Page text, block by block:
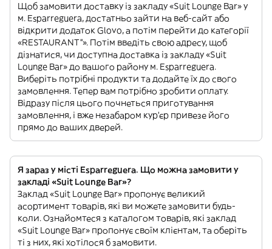
Щоб замовити доставку із закладу «Suit Lounge Bar» у
м. Esparreguera, достатньо зайти на веб-сайт або
відкрити додаток Glovo, а потім перейти до категорії
«RESTAURANT”». Потім введіть свою адресу, щоб
дізнатися, чи доступна доставка із закладу «Suit
Lounge Bar» до вашого району м. Esparreguera.
Виберіть потрібні продукти та додайте їх до свого
замовлення. Тепер вам потрібно зробити оплату.
Відразу після цього почнеться приготування
замовлення, і вже незабаром кур'єр привезе його
прямо до ваших дверей.
Я зараз у місті Esparreguera. Що можна замовити у
закладі «Suit Lounge Bar»?
Заклад «Suit Lounge Bar» пропонує великий
асортимент товарів, які ви можете замовити будь-
коли. Ознайомтеся з каталогом товарів, які заклад
«Suit Lounge Bar» пропонує своїм клієнтам, та оберіть
ті з них, які хотілося б замовити.